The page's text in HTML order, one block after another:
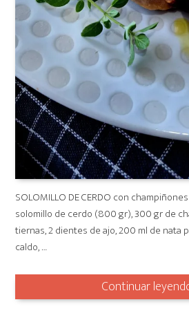
SOLOMILLO DE CERDO con
solomillo de cerdo (800 gr), 300 gr de
tiernas, 2 dientes de ajo, 200 ml de nata
caldo, …
Continuar